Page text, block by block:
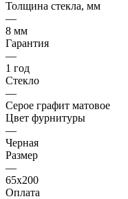
Толщина стекла, мм
—
8 мм
Гарантия
—
1 год
Стекло
—
Серое графит матовое
Цвет фурнитуры
—
Черная
Размер
—
65x200
Оплата